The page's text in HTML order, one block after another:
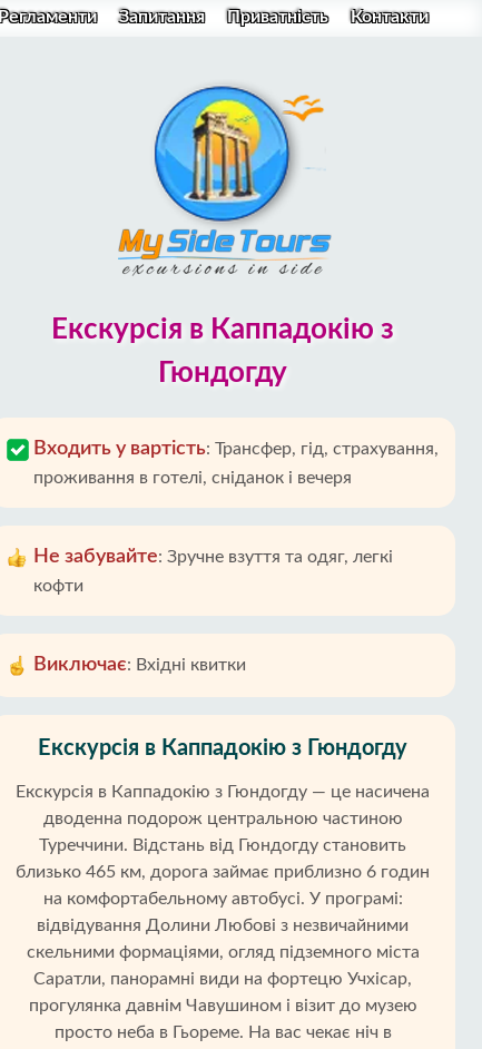
Запитання Приватність Контакти
Екскурсія в Каппадокію з
Гюндогду
Входить у вартість: Трансфер, гід, страхування,
проживання в готелі, сніданок і вечеря
Не забувайте: Зручне взуття та одяг, легкі
кофти
Виключає: Вхідні квитки
Екскурсія в Каппадокію з Гюндогду
Екскурсія в Каппадокію з Гюндогду — це насичена
дводенна подорож центральною частиною
Туреччини. Відстань від Гюндогду становить
близько 465 км, дорога займає приблизно 6 годин
на комфортабельному автобусі. У програмі:
відвідування Долини Любові з незвичайними
скельними формаціями, огляд підземного міста
Саратли, панорамні види на фортецю Учхісар,
прогулянка давнім Чавушином і візит до музею
просто неба в Гьореме. На вас чекає ніч в